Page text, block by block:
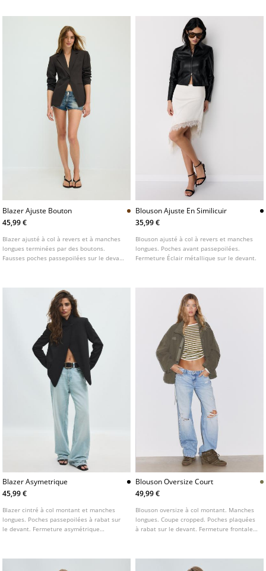
Blazer Ajuste Bouton
45,99 €
Blazer ajusté à col à revers et à manches
longues terminées par des boutons.
Fausses poches passepoilées sur le devant
Blouson Ajuste En Similicuir
35,99 €
Blouson ajusté à col à revers et manches
longues. Poches avant passepoilées.
Fermeture Éclair métallique sur le devant.
Blazer Asymetrique
45,99 €
Blazer cintré à col montant et manches
longues. Poches passepoilées à rabat sur
le devant. Fermeture asymétrique
Blouson Oversize Court
49,99 €
Blouson oversize à col montant. Manches
longues. Coupe cropped. Poches plaquées
à rabat sur le devant. Fermeture frontale